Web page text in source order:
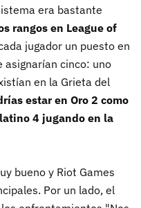
era bastante
rangos en League of
jugador un puesto en
asignarían cinco: uno
en la Grieta del
estar en Oro 2 como
4 jugando en la
bueno y Riot Games
Por un lado, el